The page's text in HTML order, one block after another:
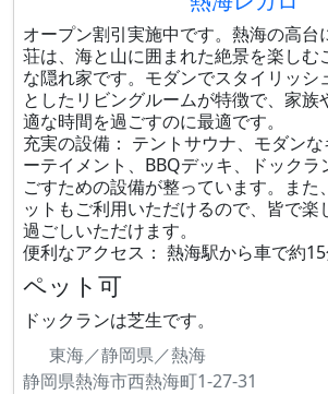
オープン割引実施中です。熱海の高台
荘は、海と山に囲まれた絶景を楽しむ
な隠れ家です。モダンでスタイリッシ
としたリビングルームが特徴で、家族
適な時間を過ごすのに最適です。
充実の設備： テントサウナ、モダン
ーテイメント、BBQデッキ、ドックラ
ごすための設備が整っています。また
ットもご利用いただけるので、皆で楽
過ごしいただけます。
便利なアクセス： 熱海駅から車で約15
ペット可
ドックランは芝生です。
東海／静岡県／熱海
静岡県熱海市西熱海町1-27-31